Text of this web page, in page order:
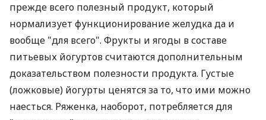
прежде всего полезный продукт, который
нормализует функционирование желудка да и
вообще "для всего". Фрукты и ягоды в составе
питьевых йогуртов считаются дополнительным
доказательством полезности продукта. Густые
(ложковые) йогурты ценятся за то, что ими можно
наесться. Ряженка, наоборот, потребляется для